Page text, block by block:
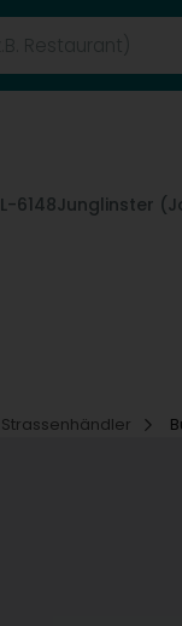
L-6148Junglinster
Strassenhändler